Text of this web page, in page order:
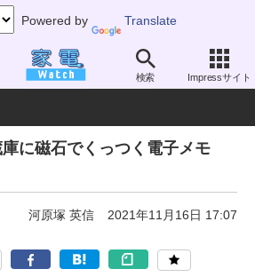
Powered by Translate
検索 Impressサイト
時計・文具 文具
に磁石でくっつく電子メモ
河原塚 英信 2021年11月16日 17:07